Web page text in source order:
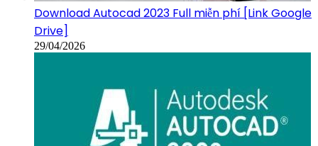
Download Autocad 2023 Full miễn phí [Link Google
Drive]
29/04/2026